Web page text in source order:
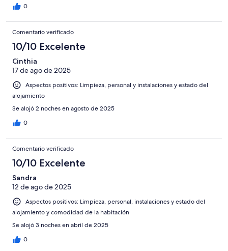
0
Comentario verificado
10/10 Excelente
Cinthia
17 de ago de 2025
Aspectos positivos: Limpieza, personal y instalaciones y estado del
alojamiento
Se alojó 2 noches en agosto de 2025
0
Comentario verificado
10/10 Excelente
Sandra
12 de ago de 2025
Aspectos positivos: Limpieza, personal, instalaciones y estado del
alojamiento y comodidad de la habitación
Se alojó 3 noches en abril de 2025
0